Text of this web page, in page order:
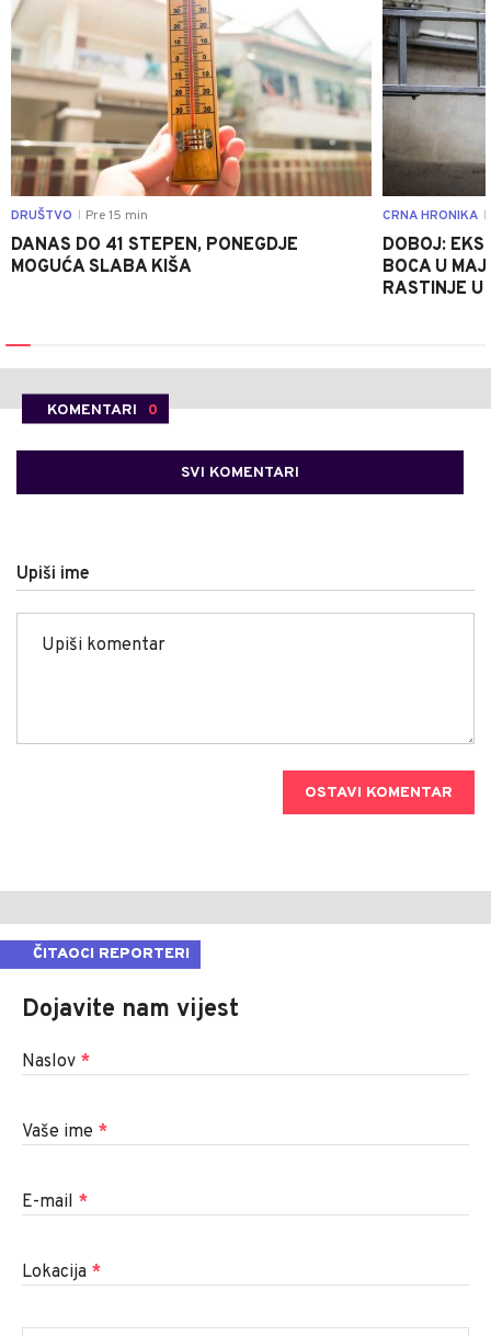
DRUŠTVO Pre 15 min
DANAS DO 41 STEPEN, PONEGDJE
MOGUĆA SLABA KIŠA
CRNA HRONIKA
DOBOJ:
BOCA U
RASTINJE U
KOMENTARI 0
SVI KOMENTARI
Upiši ime
OSTAVI KOMENTAR
ČITAOCI REPORTERI
Dojavite nam vijest
Naslov *
Vaše ime *
E-mail *
Lokacija *